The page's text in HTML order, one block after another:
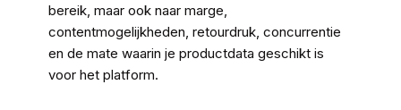
bereik, maar ook naar marge,
contentmogelijkheden, retourdruk, concurrentie
en de mate waarin je productdata geschikt is
voor het platform.